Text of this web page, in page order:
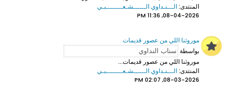
المنتدى:الـــنـداوي الــــــشـعــــــــبـي
08-04-2026, 11:36 PM
موروثنا اللي من عصور قديمات
بواسطة
موروثنا اللي من عصور قديمات...
المنتدى:الـــنـداوي الــــــشـعــــــــبـي
08-03-2026, 02:07 PM